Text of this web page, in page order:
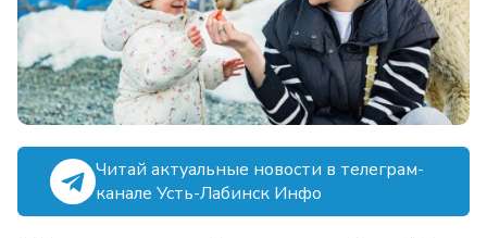
Читай актуальные новости в телеграм-
канале Усть-Лабинск Инфо